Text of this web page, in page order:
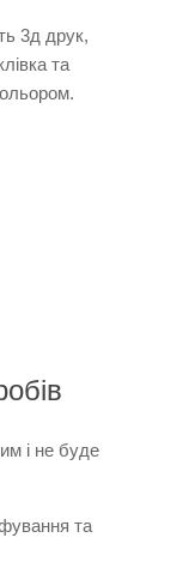
3д друк,
та
і не буде
та